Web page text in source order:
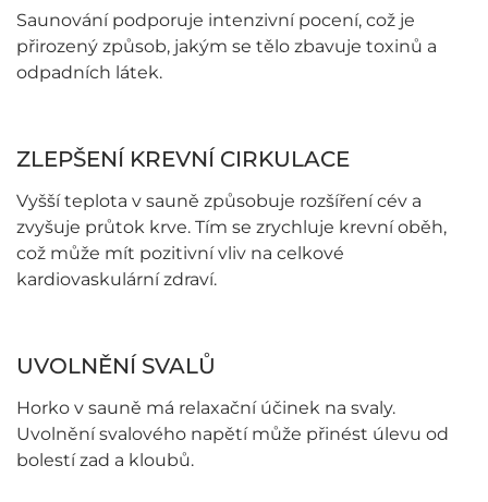
Saunování podporuje intenzivní pocení, což je
přirozený způsob, jakým se tělo zbavuje toxinů a
odpadních látek.
ZLEPŠENÍ KREVNÍ CIRKULACE
Vyšší teplota v sauně způsobuje rozšíření cév a
zvyšuje průtok krve. Tím se zrychluje krevní oběh,
což může mít pozitivní vliv na celkové
kardiovaskulární zdraví.
UVOLNĚNÍ SVALŮ
Horko v sauně má relaxační účinek na svaly.
Uvolnění svalového napětí může přinést úlevu od
bolestí zad a kloubů.